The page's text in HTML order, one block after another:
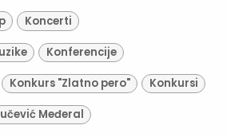
Koncerti
Konferencije
Konkurs "Zlatno pero" Konkursi
Međeral